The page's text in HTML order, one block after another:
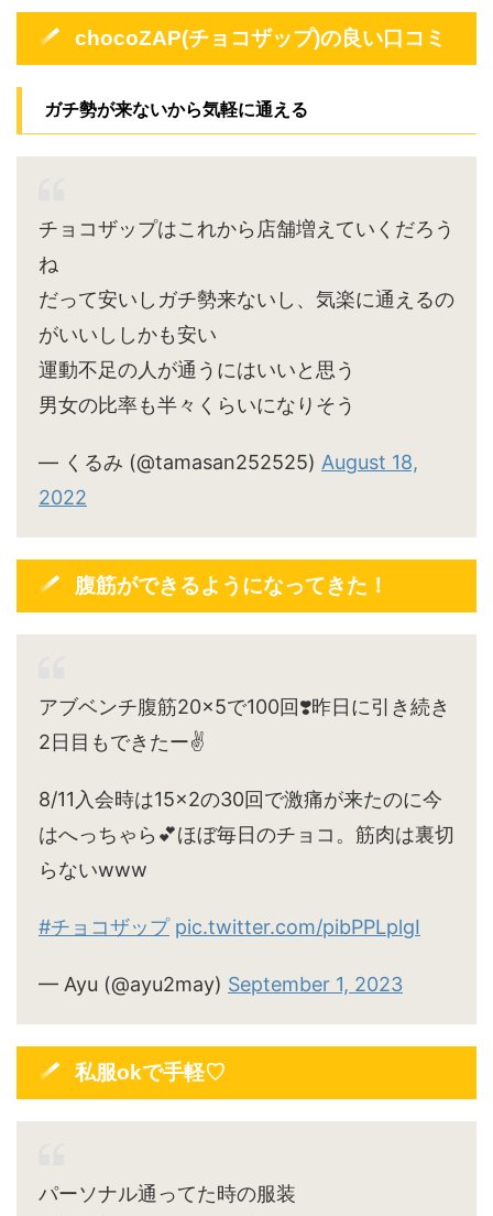
chocoZAP(チョコザップ)の良い口コミ
ガチ勢が来ないから気軽に通える
チョコザップはこれから店舗増えていくだろう
ね
だって安いしガチ勢来ないし、気楽に通えるの
がいいししかも安い
運動不足の人が通うにはいいと思う
男女の比率も半々くらいになりそう
— くるみ (@tamasan252525) August 18,
2022
腹筋ができるようになってきた！
アブベンチ腹筋20×5で100回❣️昨日に引き続き
2日目もできたー✌️
8/11入会時は15×2の30回で激痛が来たのに今
はへっちゃら💕ほぼ毎日のチョコ。筋肉は裏切
らないwww
#チョコザップ pic.twitter.com/pibPPLplgI
— Ayu (@ayu2may) September 1, 2023
私服okで手軽♡
パーソナル通ってた時の服装